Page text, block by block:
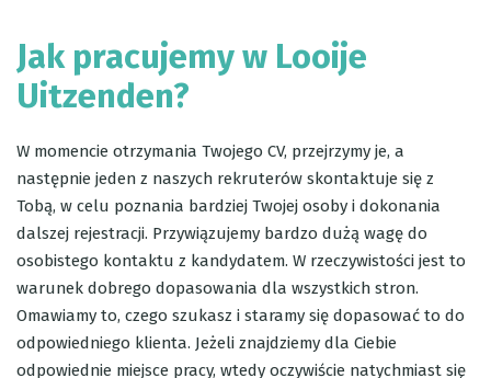
Jak pracujemy w Looije
Uitzenden?
W momencie otrzymania Twojego CV, przejrzymy je, a
następnie jeden z naszych rekruterów skontaktuje się z
Tobą, w celu poznania bardziej Twojej osoby i dokonania
dalszej rejestracji. Przywiązujemy bardzo dużą wagę do
osobistego kontaktu z kandydatem. W rzeczywistości jest to
warunek dobrego dopasowania dla wszystkich stron.
Omawiamy to, czego szukasz i staramy się dopasować to do
odpowiedniego klienta. Jeżeli znajdziemy dla Ciebie
odpowiednie miejsce pracy, wtedy oczywiście natychmiast się